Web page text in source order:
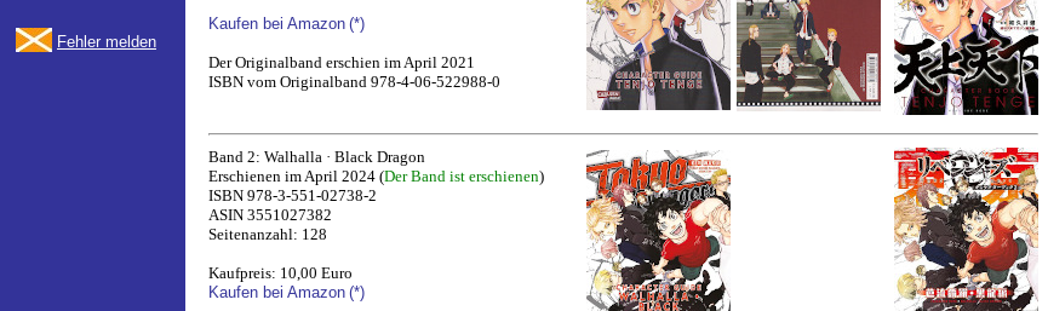
Fehler melden
Kaufen bei Amazon (*)
Der Originalband erschien im April 2021
ISBN vom Originalband 978-4-06-522988-0
Band 2: Walhalla · Black Dragon
Erschienen im April 2024 (Der Band ist erschienen)
ISBN 978-3-551-02738-2
ASIN 3551027382
Seitenanzahl: 128
Kaufpreis: 10,00 Euro
Kaufen bei Amazon (*)